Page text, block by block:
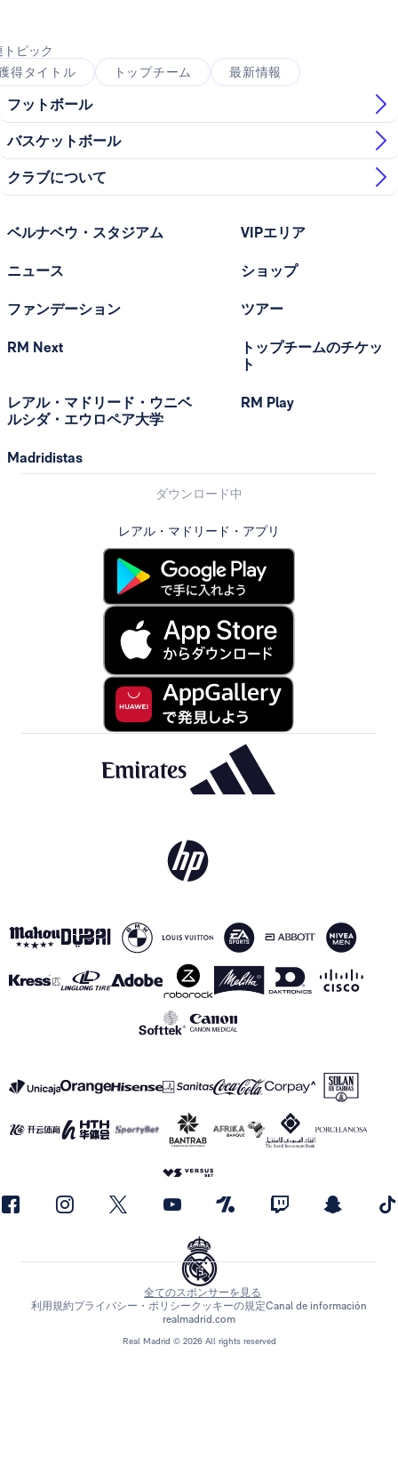
トピック
得タイトル
トップチーム 最新情報
フットボール
バスケットボール
クラブについて
ベルナベウ・スタジアム
ニュース
ファンデーション
RM Next
レアル・マドリード・ウニベ
ルシダ・エウロペア大学
Madridistas
VIPエリア
ショップ
ツアー
トップチームのチケッ
ト
RM Play
ダウンロード中
レアル・マドリード・アプリ
Real Madrid © 2026 All rights reserved
全てのスポンサーを見る
利用規約プライバシー・ポリシークッキーの規定Canal de información
realmadrid.com